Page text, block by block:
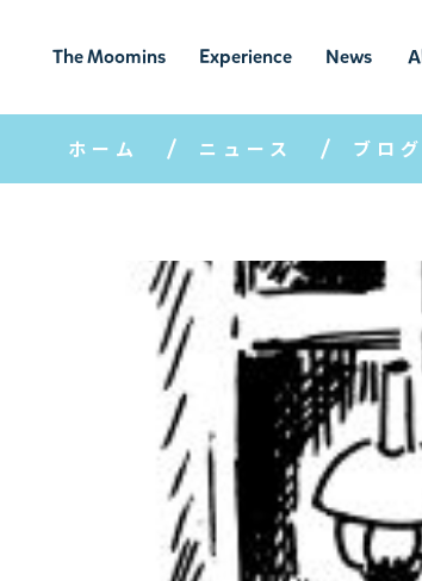
The Moomins
ムーミンの
世界
Experience
ムーミンの世
界を楽しむ
News
ニュ
ース
ム
に
ホーム ニュース ブログ